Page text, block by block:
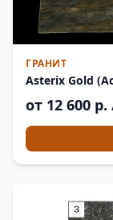
ГРАНИТ
Asterix Gold
от 12 600